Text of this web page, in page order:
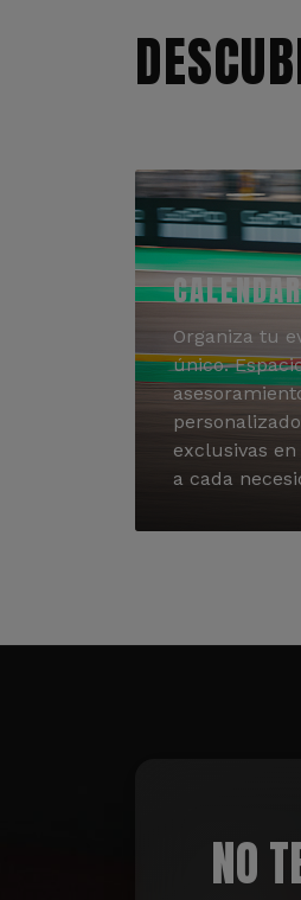
Organiza tu
único.
exclusivas
a cada
NO